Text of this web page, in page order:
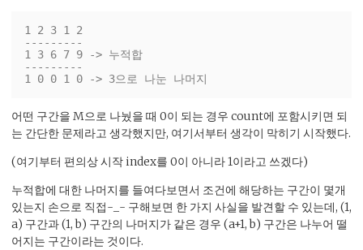
1 2 3 1 2
---------
1 3 6 7 9 -> 누적합
---------
어떤 구간을 M으로 나눴을 때 0이 되는 경우 count에 포함시키면 되
는 간단한 문제라고 생각했지만, 여기서부터 생각이 막히기 시작했다.
(여기부터 편의상 시작 index를 0이 아니라 1이라고 쓰겠다)
누적합에 대한 나머지를 들여다보면서 조건에 해당하는 구간이 몇개
있는지 손으로 직접-_- 구해보면 한 가지 사실을 발견할 수 있는데, (1,
a) 구간과 (1, b) 구간의 나머지가 같은 경우 (a+1, b) 구간은 나누어 떨
어지는 구간이라는 것이다.